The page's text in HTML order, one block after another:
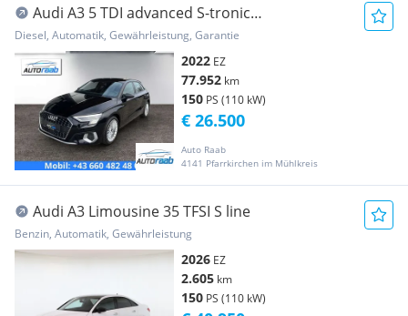
Audi A3 5 TDI advanced S-tronic
*VIRTUAL*LED*APP*ACC...
Diesel, Automatik, Gewährleistung, Garantie
2022 EZ
77.952 km
150 PS (110 kW)
Auto Raab
4141 Pfarrkirchen im Mühlkreis
€ 26.500
Audi A3 Limousine 35 TFSI S line
Benzin, Automatik, Gewährleistung
2026 EZ
2.605 km
150 PS (110 kW)